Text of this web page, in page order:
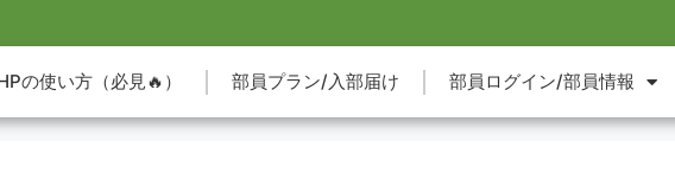
の使い方（必見🔥） 部員プラン/入部届け 部員ログイン/部員情報